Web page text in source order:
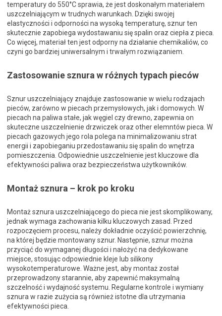
temperatury do 550°C sprawia, że jest doskonałym materiałem
uszczelniającym w trudnych warunkach. Dzięki swojej
elastyczności i odporności na wysoką temperaturę, sznur ten
skutecznie zapobiega wydostawaniu się spalin oraz ciepła z pieca.
Co więcej, materiał ten jest odporny na działanie chemikaliów, co
czyni go bardziej uniwersalnym i trwałym rozwiązaniem.
Zastosowanie sznura w różnych typach pieców
Sznur uszczelniający znajduje zastosowanie w wielu rodzajach
pieców, zarówno w piecach przemysłowych, jak i domowych. W
piecach na paliwa stałe, jak węgiel czy drewno, zapewnia on
skuteczne uszczelnienie drzwiczek oraz other elemntów pieca. W
piecach gazowych jego rola polega na minimalizowaniu strat
energii i zapobieganiu przedostawaniu się spalin do wnętrza
pomieszczenia. Odpowiednie uszczelnienie jest kluczowe dla
efektywności paliwa oraz bezpieczeństwa użytkowników.
Montaż sznura – krok po kroku
Montaż sznura uszczelniającego do pieca nie jest skomplikowany,
jednak wymaga zachowania kilku kluczowych zasad. Przed
rozpoczęciem procesu, należy dokładnie oczyścić powierzchnię,
na której będzie montowany sznur. Następnie, sznur można
przyciąć do wymaganej długości i nałożyć na dedykowane
miejsce, stosując odpowiednie kleje lub silikony
wysokotemperaturowe. Ważne jest, aby montaż został
przeprowadzony starannie, aby zapewnić maksymalną
szczelność i wydajność systemu. Regularne kontrole i wymiany
sznura w razie zużycia są również istotne dla utrzymania
efektywności pieca.